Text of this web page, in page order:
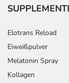
Folgebehandlung:
Die
Elotrans Reload
Eiweißpulver
Melatonin Spray
Kollagen